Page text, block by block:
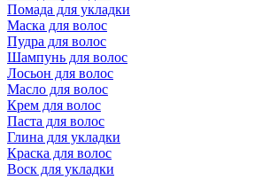
Помада для укладки
Маска для волос
Пудра для волос
Шампунь для волос
Лосьон для волос
Масло для волос
Крем для волос
Паста для волос
Глина для укладки
Краска для волос
Воск для укладки